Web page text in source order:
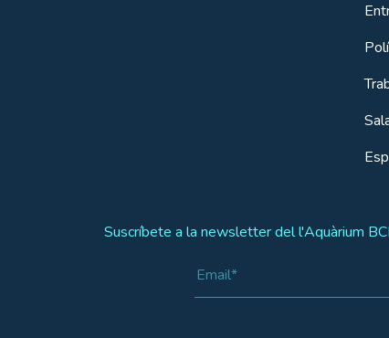
Suscríbete a la newsletter del l'Aquàrium